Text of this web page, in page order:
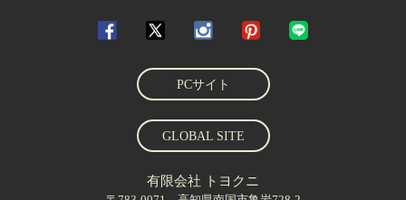
PCサイト
GLOBAL SITE
有限会社 トヨクニ